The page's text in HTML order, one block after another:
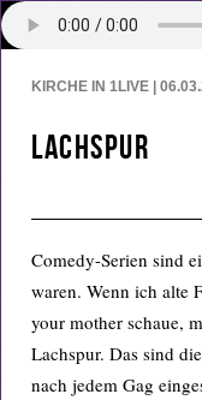
KIRCHE IN 1LIVE |
Lachspur
Comedy-Serien sind
waren. Wenn ich alte
your mother schaue,
Lachspur. Das sind
nach jedem Gag